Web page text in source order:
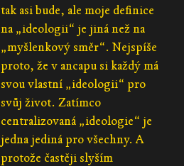
tak asi bude, ale moje definice
na „ideologii“ je jiná než na
„myšlenkový směr“. Nejspíše
proto, že v ancapu si každý má
svou vlastní „ideologii“ pro
svůj život. Zatímco
centralizovaná „ideologie“ je
jedna jediná pro všechny. A
protože častěji slyším